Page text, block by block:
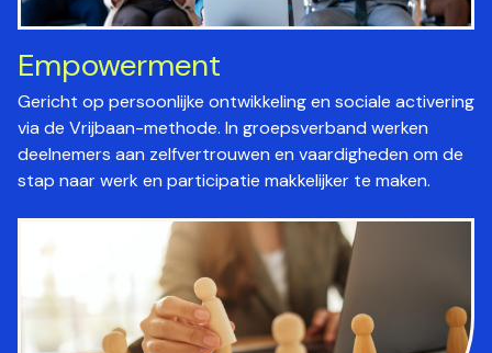
Empowerment
Gericht op persoonlijke ontwikkeling en sociale activering
via de Vrijbaan-methode. In groepsverband werken
deelnemers aan zelfvertrouwen en vaardigheden om de
stap naar werk en participatie makkelijker te maken.